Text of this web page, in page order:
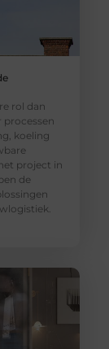
rol dan
koeling
project in
de